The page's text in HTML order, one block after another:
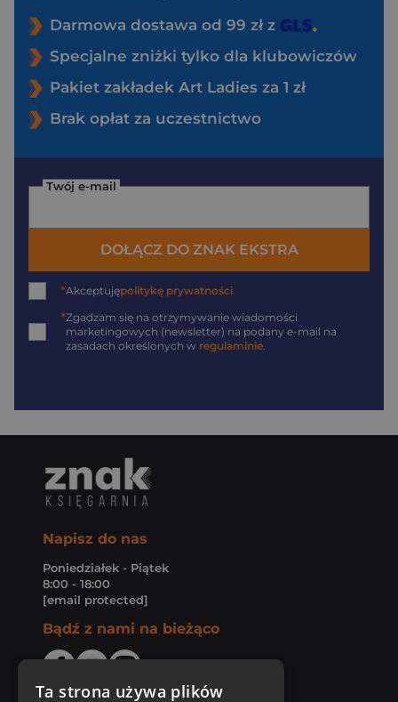
Darmowa dostawa od 99 zł z
Specjalne zniżki tylko dla klubowiczów
Pakiet zakładek Art Ladies za 1 zł
Brak opłat za uczestnictwo
Twój e-mail
DOŁĄCZ DO ZNAK EKSTRA
*Akceptujępolitykę prywatności
*Zgadzam się na otrzymywanie wiadomości
marketingowych (newsletter) na podany e-mail na
zasadach określonych w regulaminie.
Napisz do nas
Poniedziałek - Piątek
8:00 - 18:00
[email protected]
Bądź z nami na bieżąco
Ta strona używa plików